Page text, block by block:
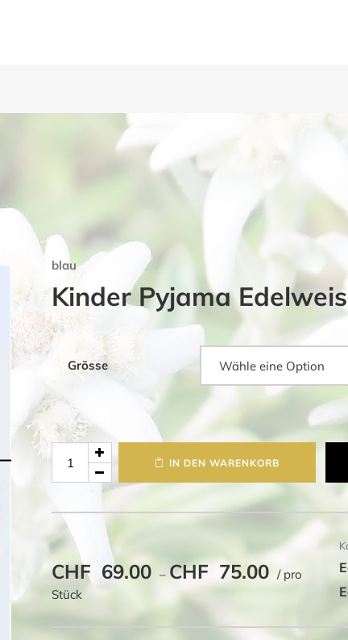
blau
Kinder Pyjama
Grösse
Menge
IN DEN WARENKORB
CHF 69.00 –CHF 75.00 / pro
Stück